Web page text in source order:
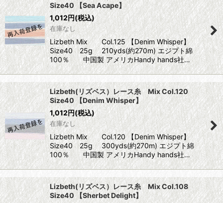
Size40 【Sea Acape】
1,012円(税込)
在庫なし
Lizbeth Mix Col.125 【Denim Whisper】
Size40 25g 210yds(約270m) エジプト綿
100％ 中国製 アメリカHandy hands社…
Lizbeth(リズベス）レース糸 Mix Col.120
Size40 【Denim Whisper】
1,012円(税込)
在庫なし
Lizbeth Mix Col.120 【Denim Whisper】
Size40 25g 300yds(約270m) エジプト綿
100％ 中国製 アメリカHandy hands社…
Lizbeth(リズベス）レース糸 Mix Col.108
Size40 【Sherbet Delight】